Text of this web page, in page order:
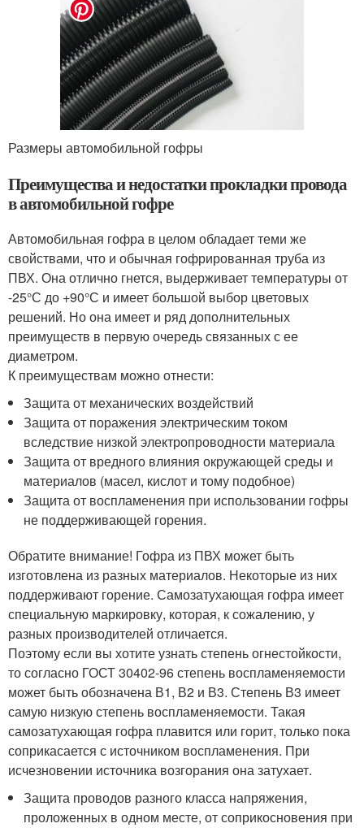
Размеры автомобильной гофры
Преимущества и недостатки прокладки провода
в автомобильной гофре
Автомобильная гофра в целом обладает теми же
свойствами, что и обычная гофрированная труба из
ПВХ. Она отлично гнется, выдерживает температуры от
-25°С до +90°С и имеет большой выбор цветовых
решений. Но она имеет и ряд дополнительных
преимуществ в первую очередь связанных с ее
диаметром.
К преимуществам можно отнести:
Защита от механических воздействий
Защита от поражения электрическим током
вследствие низкой электропроводности материала
Защита от вредного влияния окружающей среды и
материалов (масел, кислот и тому подобное)
Защита от воспламенения при использовании гофры
не поддерживающей горения.
Обратите внимание! Гофра из ПВХ может быть
изготовлена из разных материалов. Некоторые из них
поддерживают горение. Самозатухающая гофра имеет
специальную маркировку, которая, к сожалению, у
разных производителей отличается.
Поэтому если вы хотите узнать степень огнестойкости,
то согласно ГОСТ 30402-96 степень воспламеняемости
может быть обозначена В1, В2 и В3. Степень В3 имеет
самую низкую степень воспламеняемости. Такая
самозатухающая гофра плавится или горит, только пока
соприкасается с источником воспламенения. При
исчезновении источника возгорания она затухает.
Защита проводов разного класса напряжения,
проложенных в одном месте, от соприкосновения при